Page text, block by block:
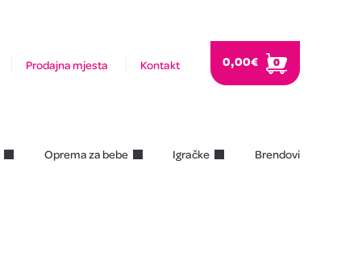
Prodajna mjesta Kontakt 0,00€ 0
Oprema za bebe Igračke Brendovi